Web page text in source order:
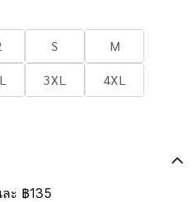
S
M
3XL 4XL
ะ ฿135